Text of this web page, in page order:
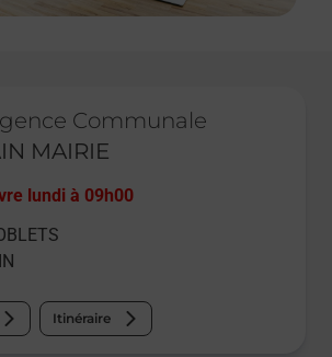
Communale
MAIRIE
lundi à 09h00
Itinéraire